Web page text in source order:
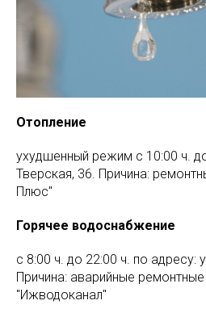
Отопление
ухудшенный режим с 10:00 ч.
Тверская, 36. Причина:
Плюс"
Горячее водоснабжение
с 8:00 ч. до 22:00 ч. по адресу:
Причина: аварийные
"Ижводоканал"